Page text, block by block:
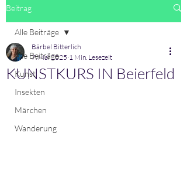
Beitrag
Alle Beiträge
Kunst
Insekten
Märchen
Wanderung
Alle Beiträge
KUNSTKURS IN Beierfeld
Bärbel Bitterlich
7. Mai 2025 1 Min. Lesezeit